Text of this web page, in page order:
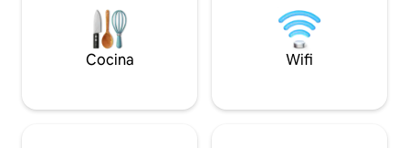
Cocina Wifi